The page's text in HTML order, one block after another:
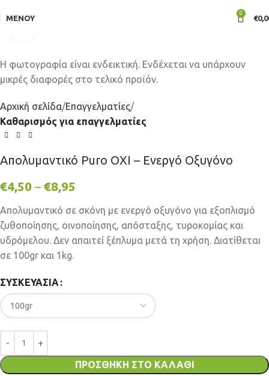
ΜΕΝΟΎ
0
€
Αρχική σελίδα Επαγγελματίες
Καθαρισμός για επαγγελματίες
Απολυμαντικό Puro OXI – Ενεργό Οξυγόνο
€4,50 – €8,95
Απολυμαντικό σε σκόνη με ενεργό οξυγόνο για εξοπλισμό
ζυθοποίησης, οινοποίησης, απόσταξης, τυροκομίας και
υδρόμελου. Δεν απαιτεί ξέπλυμα μετά τη χρήση. Διατίθεται
σε 100gr και 1kg.
ΣΥΣΚΕΥΑΣΊΑ
ΠΡΟΣΘΉΚΗ ΣΤΟ ΚΑΛΆΘΙ